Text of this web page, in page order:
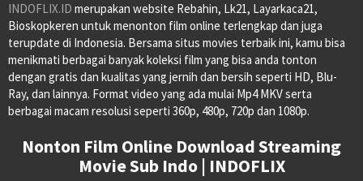
INDOFLIX.ID merupakan website Rebahin, Lk21, Layarkaca21,
Bioskopkeren untuk menonton film online terlengkap dan juga
terupdate di Indonesia. Bersama situs movies terbaik ini, kamu bisa
menikmati berbagai banyak koleksi film yang bisa anda tonton
dengan gratis dan kualitas yang jernih dan bersih seperti HD, Blu-
Ray, dan lainnya. Format video yang ada mulai Mp4 MKV serta
berbagai macam resolusi seperti 360p, 480p, 720p dan 1080p.
Nonton Film Online Download Streaming
Movie Sub Indo | INDOFLIX